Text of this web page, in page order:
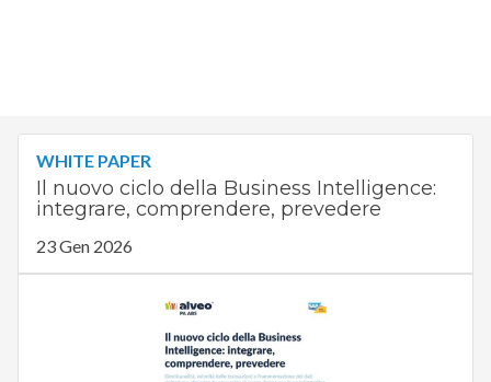
WHITE PAPER
Il nuovo ciclo della Business Intelligence:
integrare, comprendere, prevedere
23 Gen 2026